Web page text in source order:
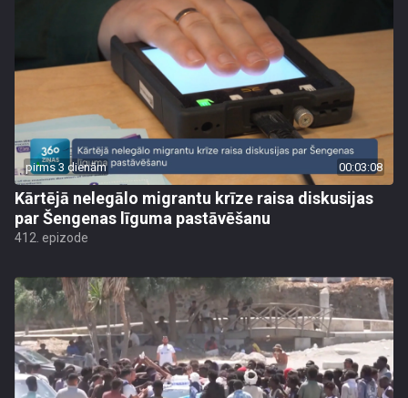
pirms 3 dienām 00:03:08
Kārtējā nelegālo migrantu krīze raisa diskusijas
par Šengenas līguma pastāvēšanu
412. epizode